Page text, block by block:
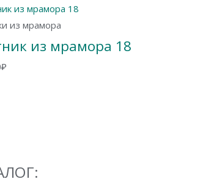
цен:
42,100.00₽
из мрамора
из мрамора 18
₽